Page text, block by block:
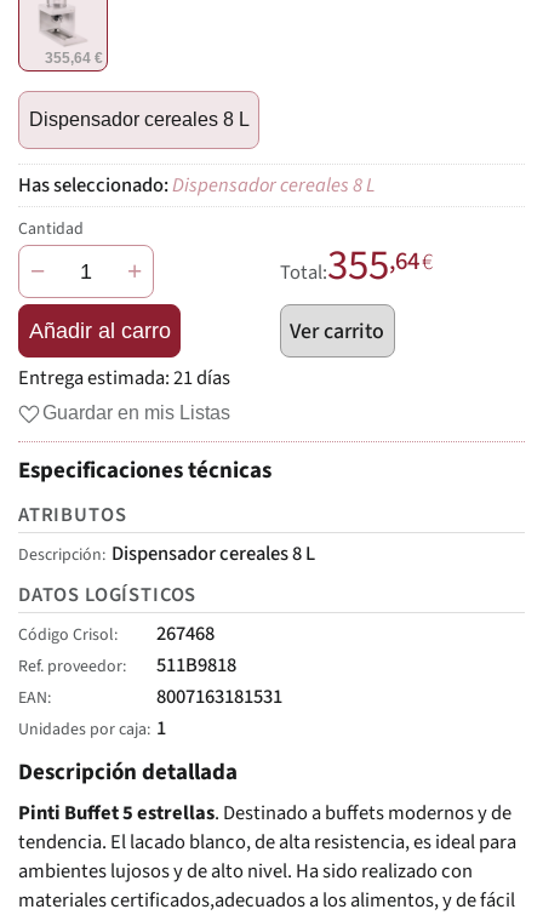
355,64 €
Dispensador cereales 8 L
Dispensador cereales 8 L
Cantidad
− +
Añadir al carro
Total:355,64€
Ver carrito
Entrega estimada:21 días
Guardar en mis Listas
Especificaciones técnicas
ATRIBUTOS
Descripción Dispensador cereales 8 L
DATOS LOGÍSTICOS
Código Crisol 267468
Ref. proveedor 511B9818
EAN 8007163181531
Unidades por caja 1
Descripción detallada
Pinti Buffet 5 estrellas. Destinado a buffets modernos y de
tendencia. El lacado blanco, de alta resistencia, es ideal para
ambientes lujosos y de alto nivel. Ha sido realizado con
materiales certificados,adecuados a los alimentos, y de fácil